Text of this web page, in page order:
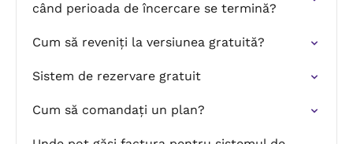
când perioada de încercare se termină?
Cum să reveniți la versiunea gratuită?
Sistem de rezervare gratuit
Cum să comandați un plan?